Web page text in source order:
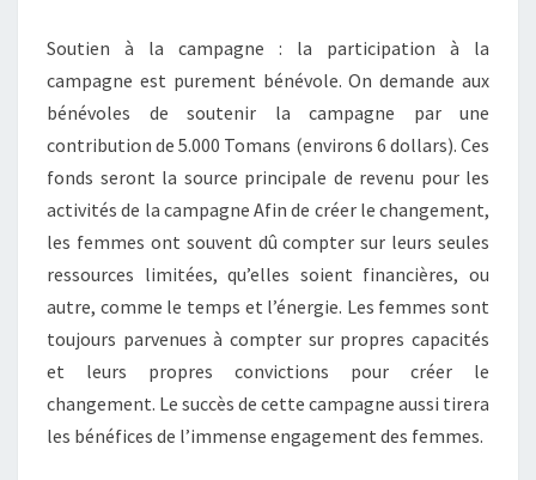
Soutien à la campagne : la participation à la
campagne est purement bénévole. On demande aux
bénévoles de soutenir la campagne par une
contribution de 5.000 Tomans (environs 6 dollars). Ces
fonds seront la source principale de revenu pour les
activités de la campagne Afin de créer le changement,
les femmes ont souvent dû compter sur leurs seules
ressources limitées, qu’elles soient financières, ou
autre, comme le temps et l’énergie. Les femmes sont
toujours parvenues à compter sur propres capacités
et leurs propres convictions pour créer le
changement. Le succès de cette campagne aussi tirera
les bénéfices de l’immense engagement des femmes.